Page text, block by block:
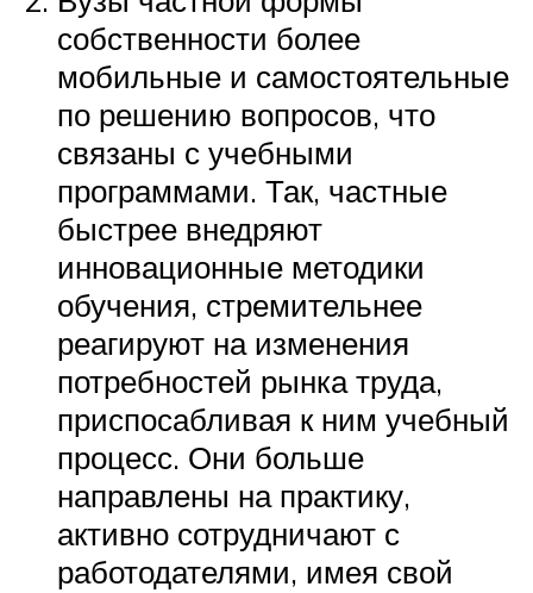
собственности более
мобильные и самостоятельные
по решению вопросов, что
связаны с учебными
программами. Так, частные
быстрее внедряют
инновационные методики
обучения, стремительнее
реагируют на изменения
потребностей рынка труда,
приспосабливая к ним учебный
процесс. Они больше
направлены на практику,
активно сотрудничают с
работодателями, имея свой